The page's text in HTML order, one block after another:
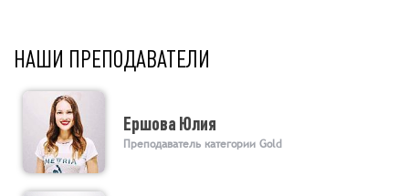
НАШИ ПРЕПОДАВАТЕЛИ
Ершова Юлия
Преподаватель категории Gold